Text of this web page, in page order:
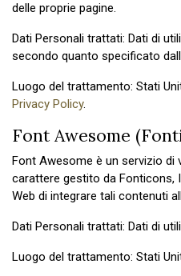
delle proprie pagine.
Dati Personali trattati: Dati di
secondo quanto specificato
Luogo del trattamento: Stati
Privacy Policy.
Font Awesome
Font Awesome è un servizio di
carattere gestito da Fonticons,
Web di integrare tali contenuti
Dati Personali trattati: Dati di
Luogo del trattamento: Stati